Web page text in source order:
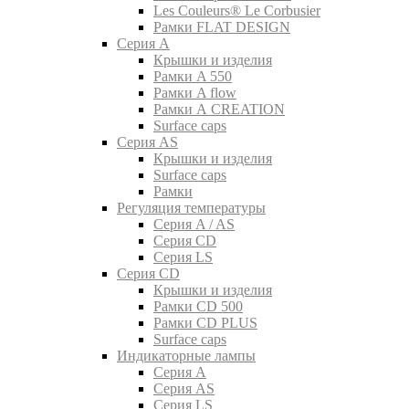
Les Couleurs® Le Corbusier
Рамки FLAT DESIGN
Серия A
Крышки и изделия
Рамки A 550
Рамки A flow
Рамки A CREATION
Surface caps
Серия AS
Крышки и изделия
Surface caps
Рамки
Регуляция температуры
Серия A / AS
Серия CD
Серия LS
Серия CD
Крышки и изделия
Рамки CD 500
Рамки CD PLUS
Surface caps
Индикаторные лампы
Серия A
Серия AS
Серия LS